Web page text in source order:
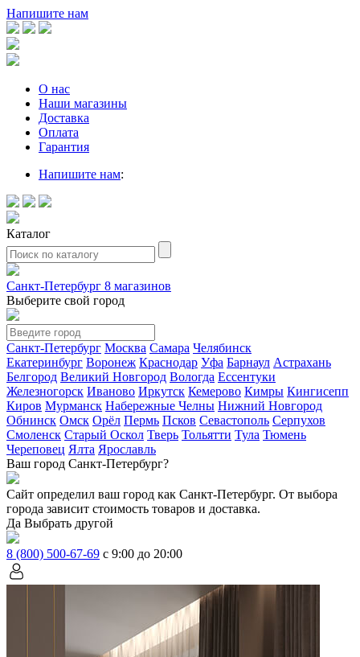
Напишите нам
О нас
Наши магазины
Доставка
Оплата
Гарантия
Напишите нам:
Каталог
Санкт-Петербург 8 магазинов
Выберите свой город
Санкт-Петербург Москва Самара Челябинск
Екатеринбург Воронеж Краснодар Уфа Барнаул Астрахань
Белгород Великий Новгород Вологда Ессентуки
Железногорск Иваново Иркутск Кемерово Кимры Кингисепп
Киров Мурманск Набережные Челны Нижний Новгород
Обнинск Омск Орёл Пермь Псков Севастополь Серпухов
Смоленск Старый Оскол Тверь Тольятти Тула Тюмень
Череповец Ялта Ярославль
Ваш город Санкт-Петербург?
Сайт определил ваш город как Санкт-Петербург. От выбора
города зависит стоимость товаров и доставка.
Да Выбрать другой
8 (800) 500-67-69 с 9:00 до 20:00